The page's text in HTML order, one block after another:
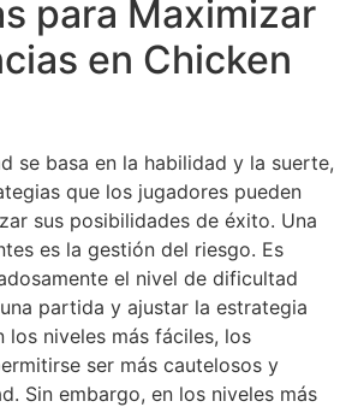
para Maximizar
en Chicken
se basa en la habilidad y la suerte,
que los jugadores pueden
sus posibilidades de éxito. Una
es la gestión del riesgo. Es
el nivel de dificultad
partida y ajustar la estrategia
los niveles más fáciles, los
ser más cautelosos y
Sin embargo, en los niveles más